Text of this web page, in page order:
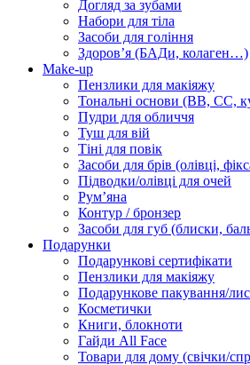
Догляд за зубами
Набори для тіла
Засоби для гоління
Здоровʼя (БАДи, колаген…)
Make-up
Пензлики для макіяжу
Тональні основи (BB, CC,
Пудри для обличчя
Туш для вій
Тіні для повік
Засоби для брів (олівці,
Підводки/олівці для очей
Румʼяна
Контур / бронзер
Засоби для губ (блиски,
Подарунки
Подарункові сертифікати
Пензлики для макіяжу
Подарункове пакування/
Косметички
Книги, блокноти
Гайди All Face
Товари для дому (свічки/